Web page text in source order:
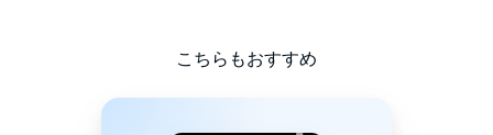
こちらもおすすめ